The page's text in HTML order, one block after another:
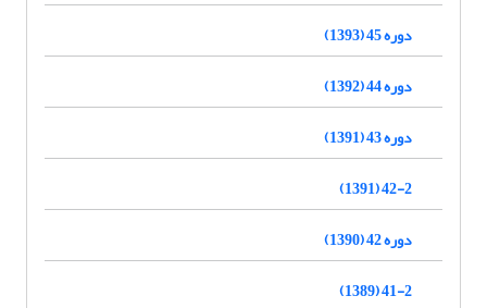
دوره 45 (1393)
دوره 44 (1392)
دوره 43 (1391)
42-2 (1391)
دوره 42 (1390)
41-2 (1389)